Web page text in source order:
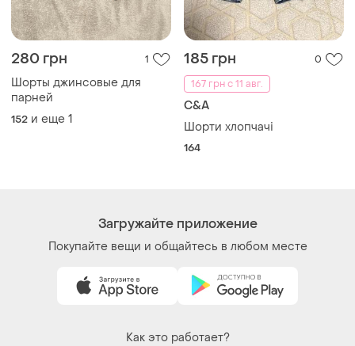
280 грн 1
Шорты джинсовые для
парней
152 и еще 1
185 грн
0
167 грн с 11 авг.
C&A
Шорти хлопчачі
164
Загружайте приложение
Покупайте вещи и общайтесь в любом месте
Как это работает?